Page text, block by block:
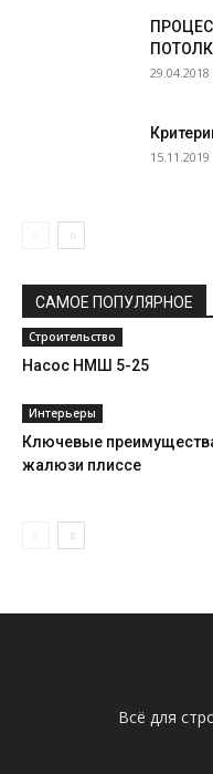
29.04.2018
15.11.2019
САМОЕ ПОПУЛЯРНОЕ
Строительство
Насос НМШ 5-25
Интерьеры
Ключевые
жалюзи плиссе
Всё для